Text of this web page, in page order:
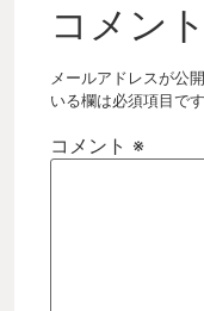
コメン
メールアドレスが公
いる欄は必須項目です
コメント ※